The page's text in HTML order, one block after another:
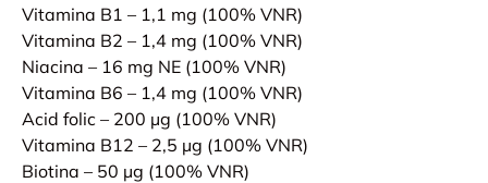
Vitamina B1 – 1,1 mg (100% VNR)
Vitamina B2 – 1,4 mg (100% VNR)
Niacina – 16 mg NE (100% VNR)
Vitamina B6 – 1,4 mg (100% VNR)
Acid folic – 200 µg (100% VNR)
Vitamina B12 – 2,5 µg (100% VNR)
Biotina – 50 µg (100% VNR)